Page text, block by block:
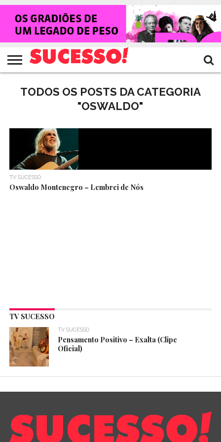
HOME
NOTÍCIAS
SHOWS
ENTREVISTAS
CLIQUES
RANKING
CROWLEY
TV
SUCESSO!
REVISTA
SUCESSO!
TODOS OS POSTS DA CATEGORIA
"OSWALDO"
TV SUCESSO
Oswaldo Montenegro – Lembrei de Nós
TV SUCESSO
TV SUCESSO
Pensamento Positivo – Exalta (Clipe
Oficial)